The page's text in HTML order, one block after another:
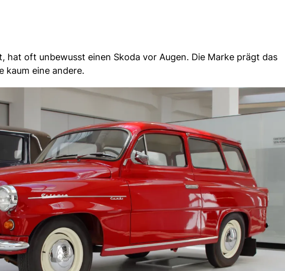
hat oft unbewusst einen Skoda vor Augen. Die Marke prägt das
kaum eine andere.